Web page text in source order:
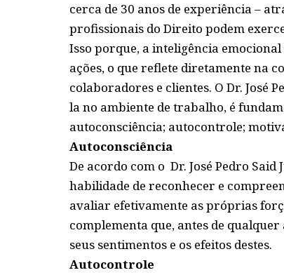
cerca de 30 anos de experiência –
profissionais do Direito podem
Isso porque, a inteligência
ações, o que reflete diretamente na
colaboradores e clientes. O Dr. José
la no ambiente de trabalho, é
autoconsciência; autocontrole;
Autoconsciência
De acordo com o Dr. José Pedro
habilidade de reconhecer e
avaliar efetivamente as próprias
complementa que, antes de
seus sentimentos e os efeitos destes.
Autocontrole